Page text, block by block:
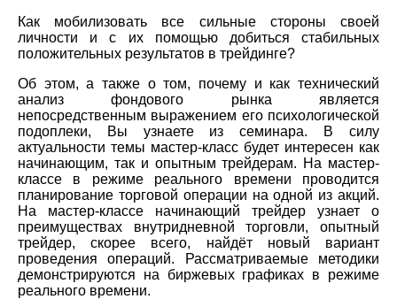
Как мобилизовать все сильные стороны своей
личности и с их помощью добиться стабильных
положительных результатов в трейдинге?
Об этом, а также о том, почему и как технический
анализ фондового рынка является
непосредственным выражением его психологической
подоплеки, Вы узнаете из семинара. В силу
актуальности темы мастер-класс будет интересен как
начинающим, так и опытным трейдерам. На мастер-
классе в режиме реального времени проводится
планирование торговой операции на одной из акций.
На мастер-классе начинающий трейдер узнает о
преимуществах внутридневной торговли, опытный
трейдер, скорее всего, найдёт новый вариант
проведения операций. Рассматриваемые методики
демонстрируются на биржевых графиках в режиме
реального времени.